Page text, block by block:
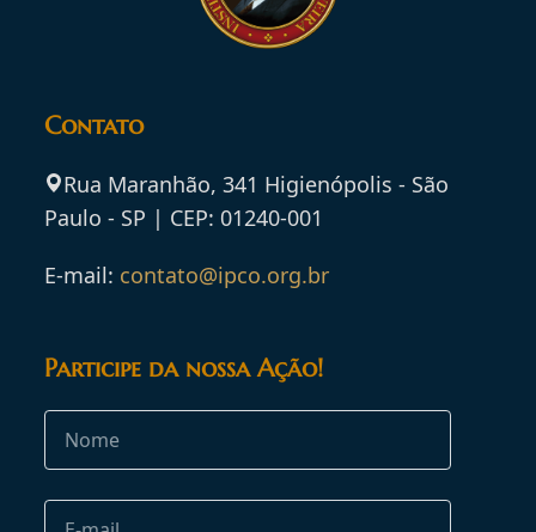
Contato
Rua Maranhão, 341 Higienópolis - São
Paulo - SP | CEP: 01240-001
E-mail: contato@ipco.org.br
Participe da nossa Ação!